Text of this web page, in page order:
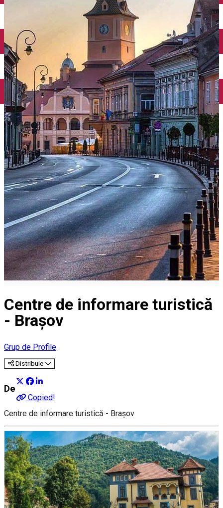
English
Centre de informare turistică
- Brașov
Grup de Profile
Distribuie
Copied!
Despre
Centre de informare turistică - Brașov